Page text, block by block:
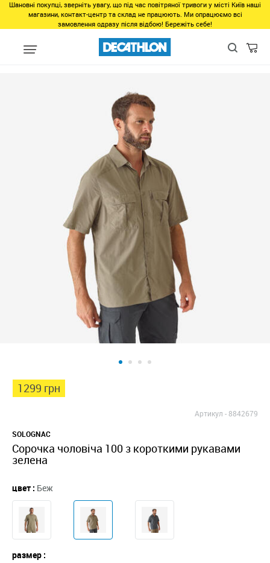
Шановні покупці, зверніть увагу, що під час повітряної тривоги у місті Київ наші
магазини, контакт-центр та склад не працюють. Ми опрацюємо всі
замовлення одразу після відбою! Бережіть себе!
Регіон Мужчинам в Днепре Одежда в Днепре Верх в
1299 грн
Артикул -8842679
SOLOGNAC
Сорочка чоловіча 100 з короткими рукавами
зелена
цвет : Беж
размер :